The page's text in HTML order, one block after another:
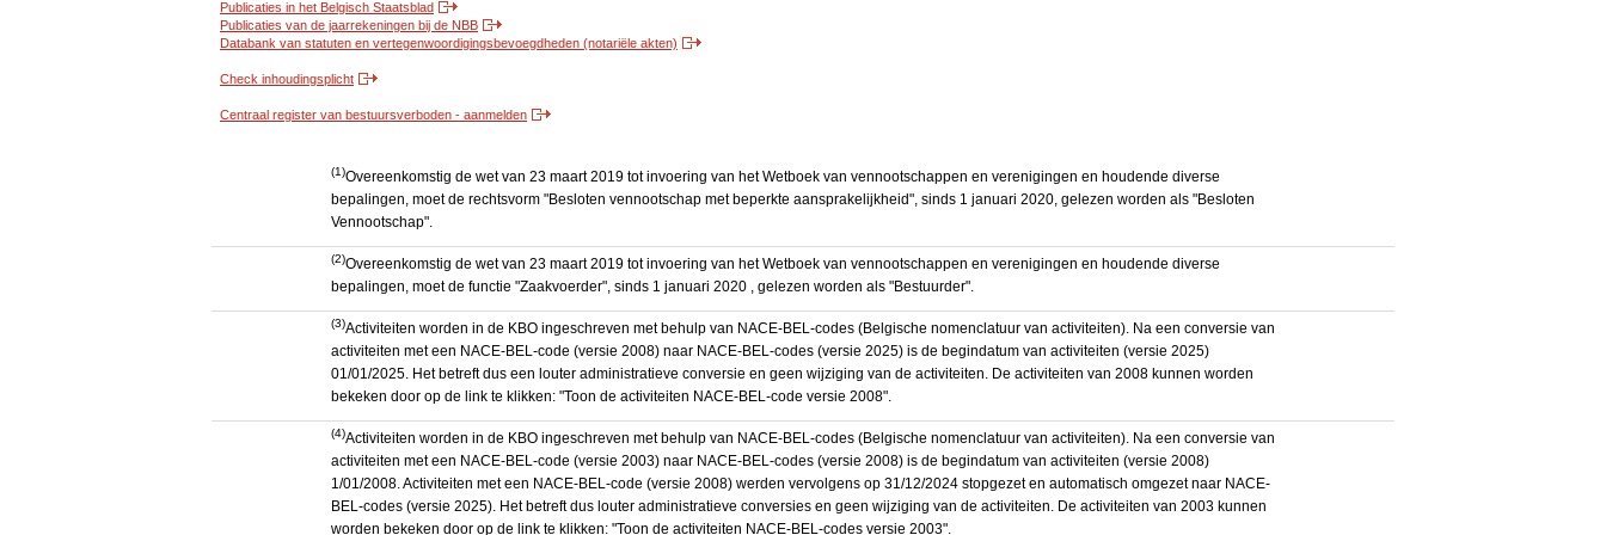
Publicaties in het Belgisch Staatsblad
Publicaties van de jaarrekeningen bij de NBB
Databank van statuten en vertegenwoordigingsbevoegdheden (notariële akten)
Check inhoudingsplicht
Centraal register van bestuursverboden - aanmelden
(1)Overeenkomstig de wet van 23 maart 2019 tot invoering van het Wetboek van vennootschappen en verenigingen en houdende diverse
bepalingen, moet de rechtsvorm "Besloten vennootschap met beperkte aansprakelijkheid", sinds 1 januari 2020, gelezen worden als "Besloten
Vennootschap".
(2)Overeenkomstig de wet van 23 maart 2019 tot invoering van het Wetboek van vennootschappen en verenigingen en houdende diverse
bepalingen, moet de functie "Zaakvoerder", sinds 1 januari 2020 , gelezen worden als "Bestuurder".
(3)Activiteiten worden in de KBO ingeschreven met behulp van NACE-BEL-codes (Belgische nomenclatuur van activiteiten). Na een conversie van
activiteiten met een NACE-BEL-code (versie 2008) naar NACE-BEL-codes (versie 2025) is de begindatum van activiteiten (versie 2025)
01/01/2025. Het betreft dus een louter administratieve conversie en geen wijziging van de activiteiten. De activiteiten van 2008 kunnen worden
bekeken door op de link te klikken: "Toon de activiteiten NACE-BEL-code versie 2008".
(4)Activiteiten worden in de KBO ingeschreven met behulp van NACE-BEL-codes (Belgische nomenclatuur van activiteiten). Na een conversie van
activiteiten met een NACE-BEL-code (versie 2003) naar NACE-BEL-codes (versie 2008) is de begindatum van activiteiten (versie 2008)
1/01/2008. Activiteiten met een NACE-BEL-code (versie 2008) werden vervolgens op 31/12/2024 stopgezet en automatisch omgezet naar NACE-
BEL-codes (versie 2025). Het betreft dus louter administratieve conversies en geen wijziging van de activiteiten. De activiteiten van 2003 kunnen
worden bekeken door op de link te klikken: "Toon de activiteiten NACE-BEL-codes versie 2003".